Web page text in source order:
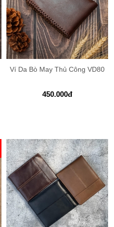
Ví Da Bò May Thủ Công VD80
450.000đ